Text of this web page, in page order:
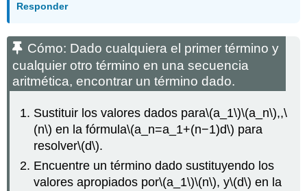
Responder
Cómo: Dado cualquiera el primer término y
cualquier otro término en una secuencia
aritmética, encontrar un término dado.
Sustituir los valores dados para\(a_1\)\(a_n\),,\
(n\) en la fórmula\(a_n=a_1+(n−1)d\) para
resolver\(d\).
Encuentre un término dado sustituyendo los
valores apropiados por\(a_1\)\(n\), y\(d\) en la